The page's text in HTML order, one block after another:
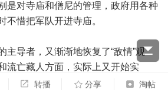
是对寺庙和僧尼的管理，政府用各种
不惜把军队开进寺庙。
主导者，又渐渐地恢复了“敌情”观
流亡藏人方面，实际上又开始实
级问题”的指导思想，特别是在对国
转播 分享 淘帖